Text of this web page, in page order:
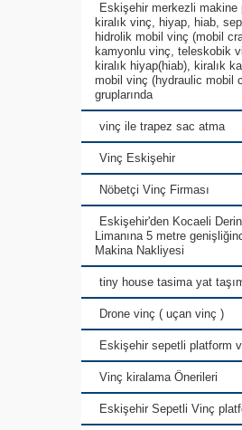
Eskişehir merkezli makine
kiralık vinç, hiyap, hiab,
hidrolik mobil vinç (mobil
kamyonlu vinç, teleskobik
kiralık hiyap(hiab), kiralık
mobil vinç (hydraulic mobil
gruplarında
vinç ile trapez sac atma
Vinç Eskişehir
Nöbetçi Vinç Firması
Eskişehir'den Kocaeli
Limanına 5 metre
Makina Nakliyesi
tiny house tasima yat
Drone vinç ( uçan vinç )
Eskişehir sepetli platform
Vinç kiralama Önerileri
Eskişehir Sepetli Vinç